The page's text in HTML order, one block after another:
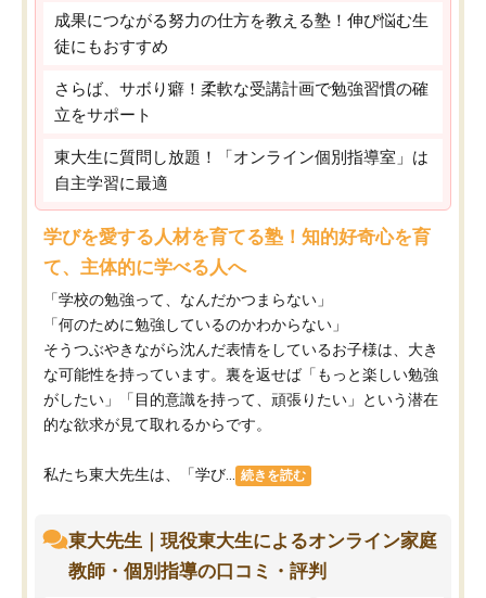
成果につながる努力の仕方を教える塾！伸び悩む生
徒にもおすすめ
さらば、サボり癖！柔軟な受講計画で勉強習慣の確
立をサポート
東大生に質問し放題！「オンライン個別指導室」は
自主学習に最適
学びを愛する人材を育てる塾！知的好奇心を育
て、主体的に学べる人へ
「学校の勉強って、なんだかつまらない」
「何のために勉強しているのかわからない」
そうつぶやきながら沈んだ表情をしているお子様は、大き
な可能性を持っています。裏を返せば「もっと楽しい勉強
がしたい」「目的意識を持って、頑張りたい」という潜在
的な欲求が見て取れるからです。
私たち東大先生は、「学び... 続きを読む
東大先生｜現役東大生によるオンライン家庭
教師・個別指導の口コミ・評判